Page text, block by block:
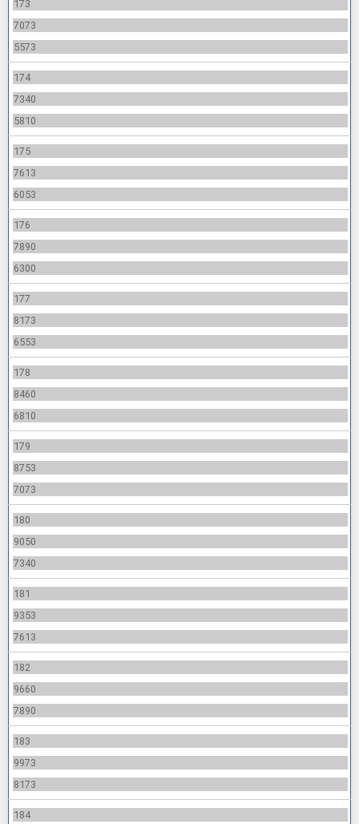
173
7073
5573
174
7340
5810
175
7613
6053
176
7890
6300
177
8173
6553
178
8460
6810
179
8753
7073
180
9050
7340
181
9353
7613
182
9660
7890
183
9973
8173
184